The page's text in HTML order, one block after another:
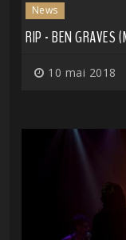
News
RIP - BEN GRAVES
10 mai 2018